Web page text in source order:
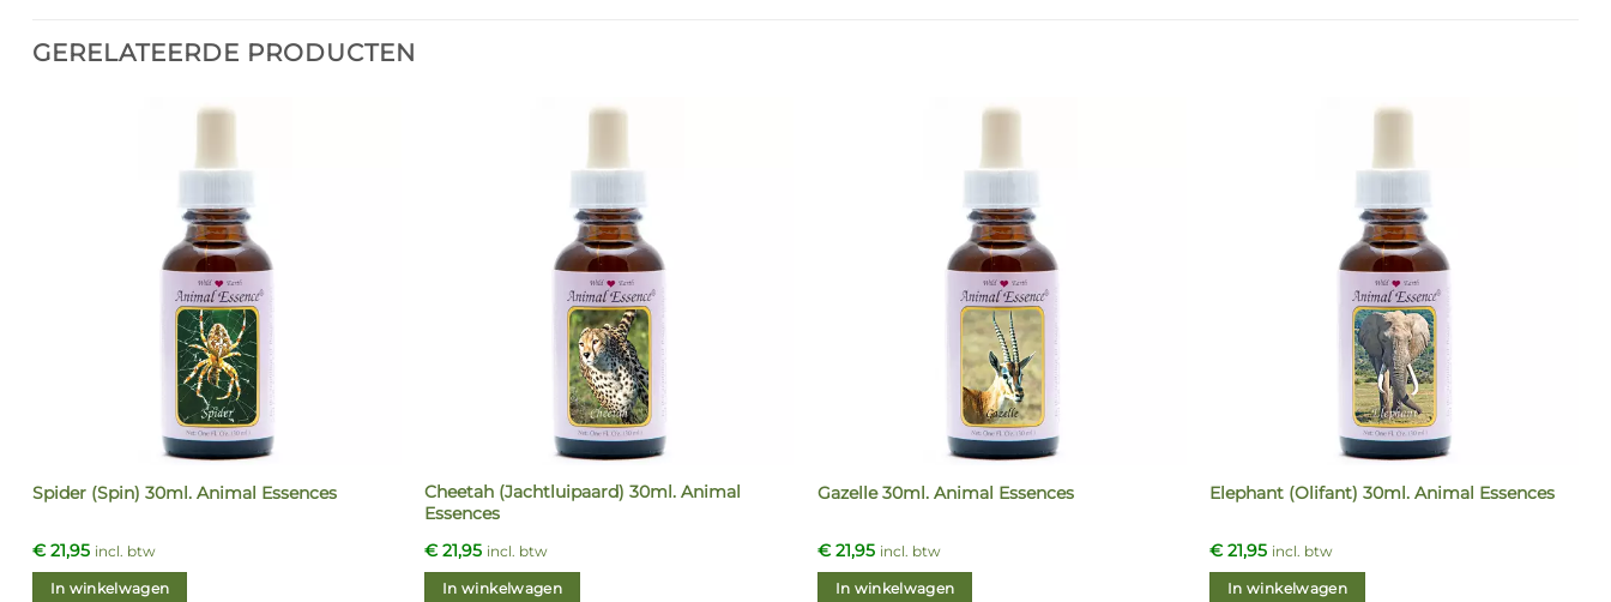
GERELATEERDE PRODUCTEN
Spider (Spin) 30ml. Animal Essences
€21,95 incl. btw
In winkelwagen
Cheetah (Jachtluipaard) 30ml. Animal
Essences
€21,95 incl. btw
In winkelwagen
Gazelle 30ml. Animal Essences
€21,95 incl. btw
In winkelwagen
Elephant (Olifant) 30ml. Animal Essences
€21,95 incl. btw
In winkelwagen